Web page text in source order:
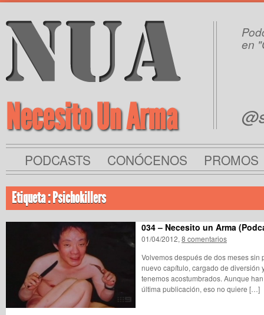
Necesito Un Arma
en
PODCASTS CONÓCENOS PROMOS
Etiqueta : Psichokillers
034 – Necesito un Arma
01/04/2012, 8 comentarios
Volvemos después de dos meses sin
nuevo capítulo, cargado de diversión
tenemos acostumbrados. Aunque
última publicación, eso no quiere […]